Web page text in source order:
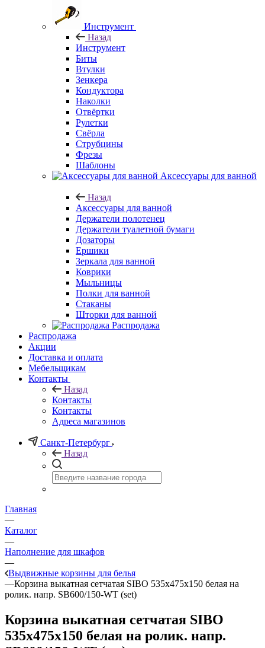
Инструмент
Назад
Инструмент
Биты
Втулки
Зенкера
Кондуктора
Наколки
Отвёртки
Рулетки
Свёрла
Струбцины
Фрезы
Шаблоны
Аксессуары для ванной
Назад
Аксессуары для ванной
Держатели полотенец
Держатели туалетной бумаги
Дозаторы
Ершики
Зеркала для ванной
Коврики
Мыльницы
Полки для ванной
Стаканы
Шторки для ванной
Распродажа
Распродажа
Акции
Доставка и оплата
Мебельщикам
Контакты
Назад
Контакты
Контакты
Адреса магазинов
Санкт-Петербург
Назад
Главная
—
Каталог
—
Наполнение для шкафов
—
Выдвижные корзины для белья
—Корзина выкатная сетчатая SIBO 535х475х150 белая на
ролик. напр. SB600/150-WT (set)
Корзина выкатная сетчатая SIBO
535х475х150 белая на ролик. напр.